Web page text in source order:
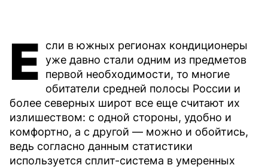
Е
сли в южных регионах кондиционеры
уже давно стали одним из предметов
первой необходимости, то многие
обитатели средней полосы России и
более северных широт все еще считают их
излишеством: с одной стороны, удобно и
комфортно, а с другой — можно и обойтись,
ведь согласно данным статистики
используется сплит-система в умеренных